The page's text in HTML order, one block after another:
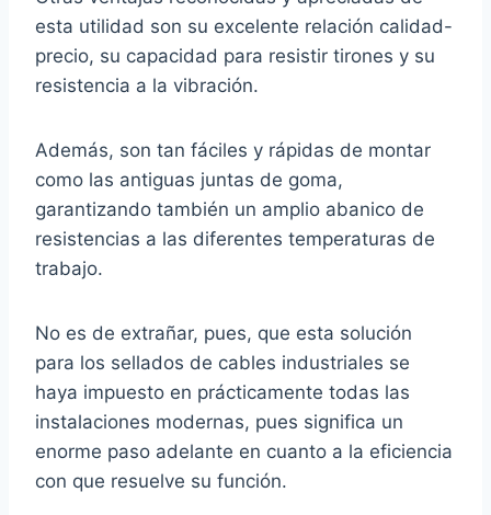
esta utilidad son su excelente relación calidad-
precio, su capacidad para resistir tirones y su
resistencia a la vibración.
Además, son tan fáciles y rápidas de montar
como las antiguas juntas de goma,
garantizando también un amplio abanico de
resistencias a las diferentes temperaturas de
trabajo.
No es de extrañar, pues, que esta solución
para los sellados de cables industriales se
haya impuesto en prácticamente todas las
instalaciones modernas, pues significa un
enorme paso adelante en cuanto a la eficiencia
con que resuelve su función.